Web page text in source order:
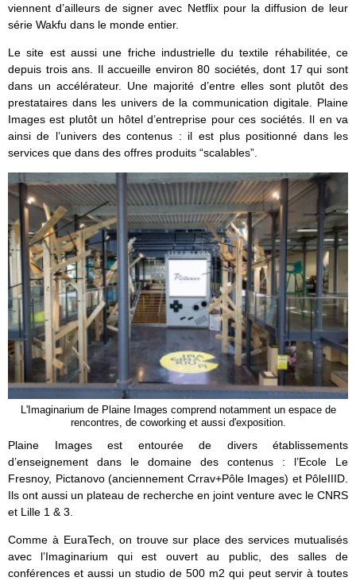
viennent d’ailleurs de signer avec Netflix pour la diffusion de leur
série Wakfu dans le monde entier.
Le site est aussi une friche industrielle du textile réhabilitée, ce
depuis trois ans. Il accueille environ 80 sociétés, dont 17 qui sont
dans un accélérateur. Une majorité d’entre elles sont plutôt des
prestataires dans les univers de la communication digitale. Plaine
Images est plutôt un hôtel d’entreprise pour ces sociétés. Il en va
ainsi de l’univers des contenus : il est plus positionné dans les
services que dans des offres produits “scalables”.
L'Imaginarium de Plaine Images comprend notamment un espace de
rencontres, de coworking et aussi d'exposition.
Plaine Images est entourée de divers établissements
d’enseignement dans le domaine des contenus : l’Ecole Le
Fresnoy, Pictanovo (anciennement Crrav+Pôle Images) et PôleIIID.
Ils ont aussi un plateau de recherche en joint venture avec le CNRS
et Lille 1 & 3.
Comme à EuraTech, on trouve sur place des services mutualisés
avec l’Imaginarium qui est ouvert au public, des salles de
conférences et aussi un studio de 500 m2 qui peut servir à toutes